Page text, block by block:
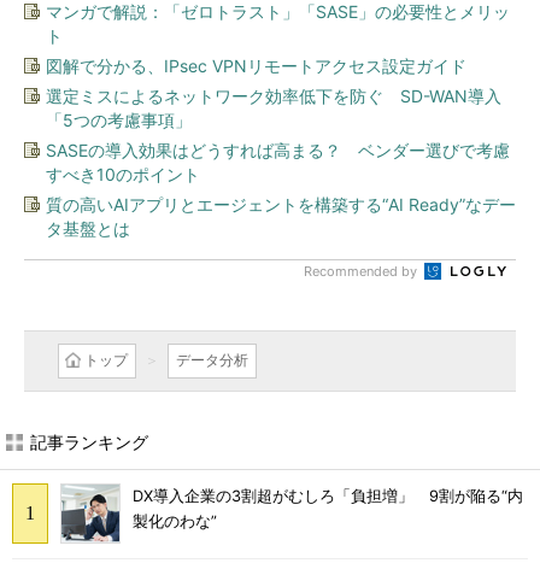
マンガで解説：「ゼロトラスト」「SASE」の必要性とメリッ
ト
図解で分かる、IPsec VPNリモートアクセス設定ガイド
選定ミスによるネットワーク効率低下を防ぐ SD-WAN導入
「5つの考慮事項」
SASEの導入効果はどうすれば高まる？ ベンダー選びで考慮
すべき10のポイント
質の高いAIアプリとエージェントを構築する“AI Ready”なデー
タ基盤とは
Recommended by
トップ データ分析
記事ランキング
DX導入企業の3割超がむしろ「負担増」 9割が陥る“内
製化のわな”